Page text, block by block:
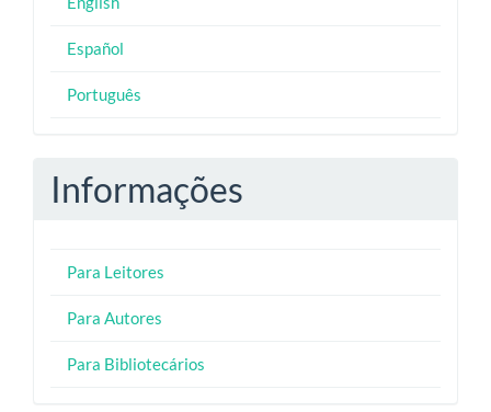
Español
Português
Informações
Para Leitores
Para Autores
Para Bibliotecários